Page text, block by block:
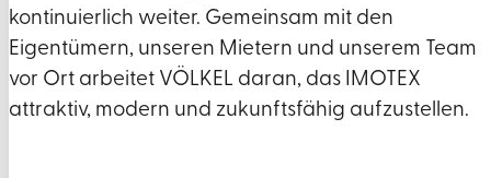
kontinuierlich weiter. Gemeinsam mit den
Eigentümern, unseren Mietern und unserem Team
vor Ort arbeitet VÖLKEL daran, das IMOTEX
attraktiv, modern und zukunftsfähig aufzustellen.